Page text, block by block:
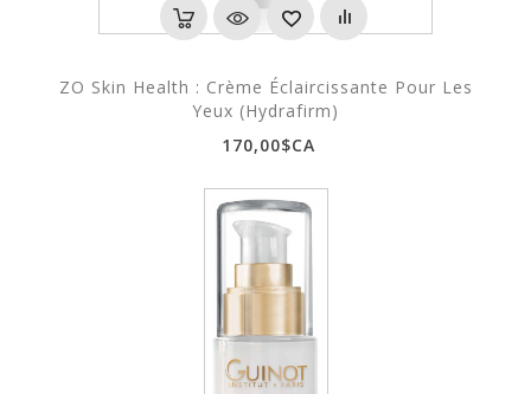
ZO Skin Health : Crème Éclaircissante Pour Les
Yeux (Hydrafirm)
170,00$CA